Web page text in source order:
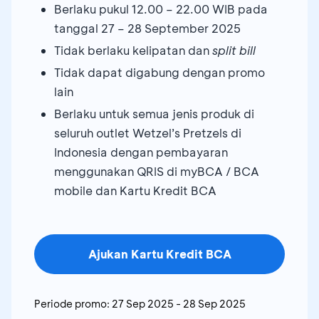
Berlaku pukul 12.00 – 22.00 WIB pada
tanggal 27 – 28 September 2025
Tidak berlaku kelipatan dansplit bill
Tidak dapat digabung dengan promo
lain
Berlaku untuk semua jenis produk di
seluruh outlet Wetzel’s Pretzels di
Indonesia dengan pembayaran
menggunakan QRIS di myBCA / BCA
mobile dan Kartu Kredit BCA
Ajukan Kartu Kredit BCA
Periode promo: 27 Sep 2025 - 28 Sep 2025